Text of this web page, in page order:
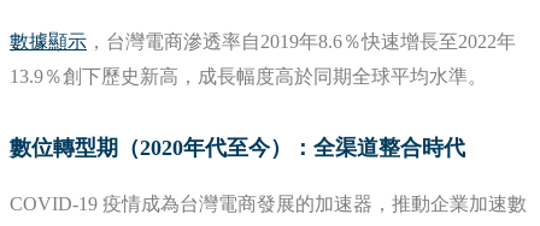
數據顯示 ，台灣電商滲透率自2019年8.6％快速增長至2022年
13.9％創下歷史新高，成長幅度高於同期全球平均水準。
數位轉型期（2020年代至今）：全渠道整合時代
COVID-19 疫情成為台灣電商發展的加速器，推動企業加速數